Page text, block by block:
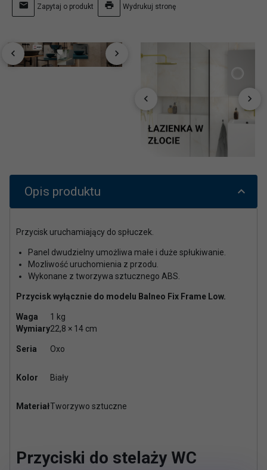
Zapytaj o produkt Wydrukuj stronę
Opis produktu
Przycisk uruchamiający do spłuczek.
Panel dwudzielny umożliwa małe i duże spłukiwanie.
Mozliwość uruchomienia z przodu.
Wykonane z tworzywa sztucznego ABS.
Przycisk wyłącznie do modelu Balneo Fix Frame Low.
Waga
1 kg
Wymiary22,8 × 14 cm
Seria Oxo
Kolor Biały
MateriałTworzywo sztuczne
Przyciski do stelaży WC